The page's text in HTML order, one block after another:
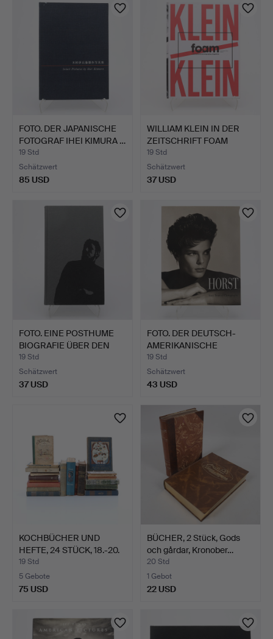
FOTO. DER JAPANISCHE
FOTOGRAF IHEI KIMURA …
19 Std
Schätzwert
85 USD
WILLIAM KLEIN IN DER
ZEITSCHRIFT FOAM
MAGA…
19 Std
Schätzwert
37 USD
FOTO. EINE POSTHUME
BIOGRAFIE ÜBER DEN
LIT…
19 Std
Schätzwert
37 USD
FOTO. DER DEUTSCH-
AMERIKANISCHE
FOTOGRAF H…
19 Std
Schätzwert
43 USD
KOCHBÜCHER UND
HEFTE, 24 STÜCK, 18.-20.
Ja…
19 Std
5 Gebote
75 USD
BÜCHER, 2 Stück, Gods
och gårdar, Kronober…
20 Std
1 Gebot
22 USD